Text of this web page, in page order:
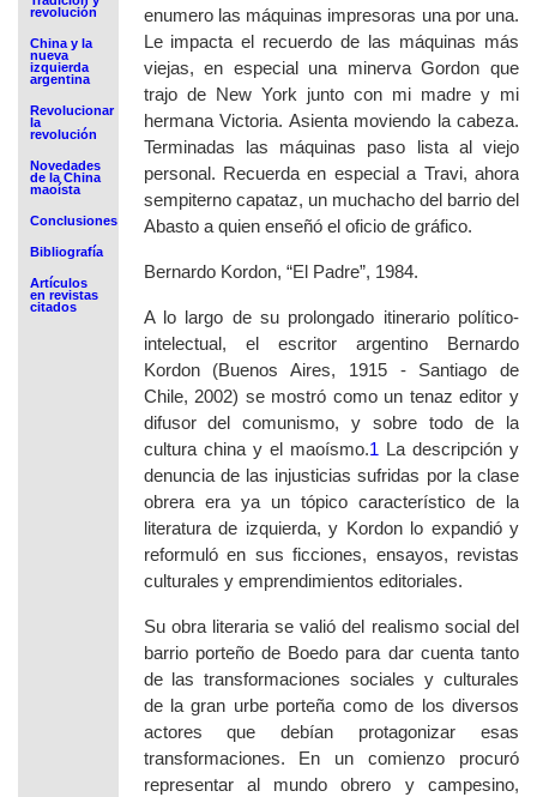
revolución
China y la
nueva
izquierda
argentina
Revolucionar
la
revolución
Novedades
de la China
maoísta
Conclusiones
Bibliografía
Artículos
en revistas
citados
enumero las máquinas impresoras una por una.
Le impacta el recuerdo de las máquinas más
viejas, en especial una minerva Gordon que
trajo de New York junto con mi madre y mi
hermana Victoria. Asienta moviendo la cabeza.
Terminadas las máquinas paso lista al viejo
personal. Recuerda en especial a Travi, ahora
sempiterno capataz, un muchacho del barrio del
Abasto a quien enseñó el oficio de gráfico.
Bernardo Kordon, “El Padre”, 1984.
A lo largo de su prolongado itinerario político-
intelectual, el escritor argentino Bernardo
Kordon (Buenos Aires, 1915 - Santiago de
Chile, 2002) se mostró como un tenaz editor y
difusor del comunismo, y sobre todo de la
cultura china y el maoísmo.1 La descripción y
denuncia de las injusticias sufridas por la clase
obrera era ya un tópico característico de la
literatura de izquierda, y Kordon lo expandió y
reformuló en sus ficciones, ensayos, revistas
culturales y emprendimientos editoriales.
Su obra literaria se valió del realismo social del
barrio porteño de Boedo para dar cuenta tanto
de las transformaciones sociales y culturales
de la gran urbe porteña como de los diversos
actores que debían protagonizar esas
transformaciones. En un comienzo procuró
representar al mundo obrero y campesino,